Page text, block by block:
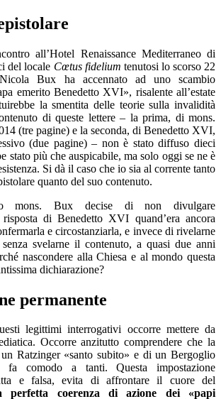
all’Hotel Renaissance Mediterraneo di
del locale Cœtus fidelium tenutosi lo scorso 22
Bux ha accennato ad uno scambio
emerito Benedetto XVI», risalente all’estate
la smentita delle teorie sulla invalidità
di queste lettere – la prima, di mons.
(tre pagine) e la seconda, di Benedetto XVI,
(due pagine) – non è stato diffuso dieci
stato più che auspicabile, ma solo oggi se ne è
Si dà il caso che io sia al corrente tanto
quanto del suo contenuto.
mons. Bux decise di non divulgare
risposta di Benedetto XVI quand’era ancora
e circostanziarla, e invece di rivelarne
senza svelarne il contenuto, a quasi due anni
nascondere alla Chiesa e al mondo questa
dichiarazione?
permanente
legittimi interrogativi occorre mettere da
Occorre anzitutto comprendere che la
Ratzinger «santo subito» e di un Bergoglio
fa comodo a tanti. Questa impostazione
e falsa, evita di affrontare il cuore del
perfetta coerenza di azione dei «papi